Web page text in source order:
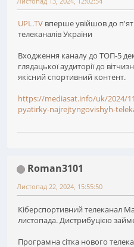
UPL.TV вперше увійшов до
телеканалів України
Входження каналу до ТОП-5
глядацької аудиторії до
якісний спортивний контент.
https://mediasat.info/uk/2024/
pyatirky-najrejtyngovishyh-
Roman3101
Листопад 22, 2024, 15:55:50
Кіберспортивний телеканал
листопада. Дистрибуцією
Програмна сітка нового